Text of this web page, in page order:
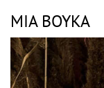
MIA BOYKA